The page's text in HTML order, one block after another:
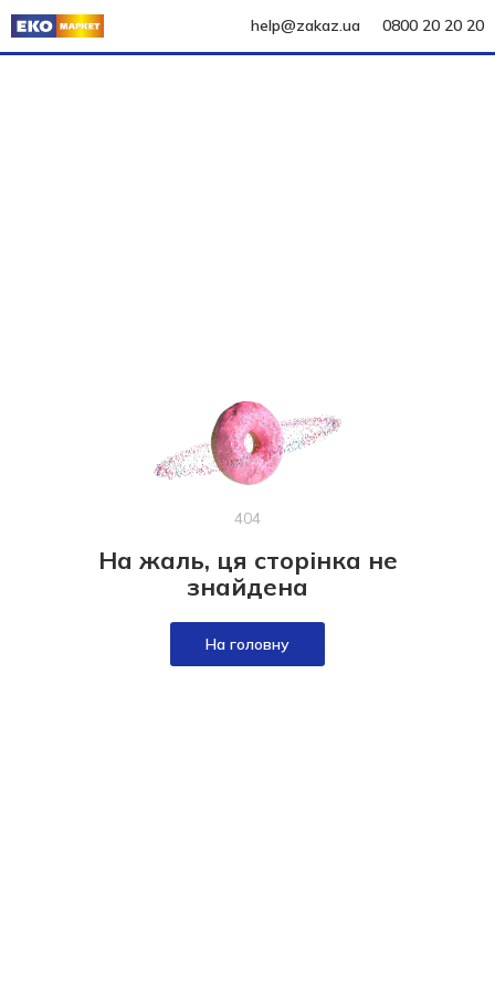
help@zakaz.ua 0800 20 20 20
404
На жаль, ця сторінка не
знайдена
На головну